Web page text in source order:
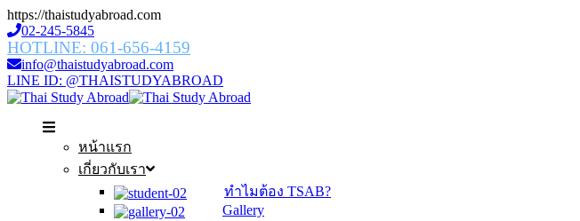
https://thaistudyabroad.com
02-245-5845
HOTLINE: 061-656-4159
info@thaistudyabroad.com
LINE ID: @THAISTUDYABROAD
หน้าแรก
เกี่ยวกับเรา
ทำไมต้อง TSAB?
Gallery